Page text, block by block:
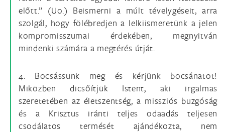
előtt.” (Uo.) Beismerni a múlt tévelygéseit, arra
szolgál, hogy fölébredjen a lelkiismeretünk a jelen
kompromisszumai érdekében, megnyitván
mindenki számára a megtérés útját.
4. Bocsássunk meg és kérjünk bocsánatot!
Miközben dicsőítjük Istent, aki irgalmas
szeretetében az életszentség, a missziós buzgóság
és a Krisztus iránti teljes odaadás teljesen
csodálatos termését ajándékozta, nem